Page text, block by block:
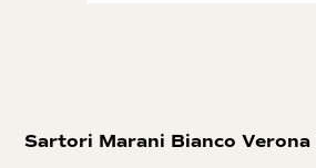
Sartori Marani Bianco Verona